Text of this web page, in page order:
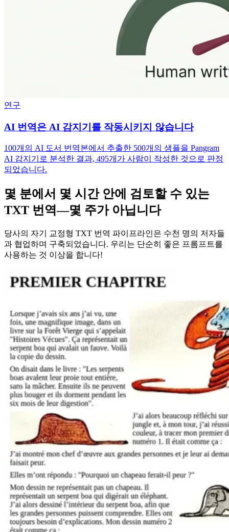
연구
AI 번역은 AI 감지기를 작동시키지 않습니다
100개의 AI 도서 번역본에서 추출한 500개의 샘플을 Pangram
AI 감지기로 분석한 결과, 495개가 사람이 작성한 것으로 판정
되었습니다.
몇 분에서 몇 시간 안에 검토할 수 있는
TXT 번역—몇 주가 아닙니다
당사의 자기 교정형 TXT 번역 파이프라인은 수천 명의 저자들
과 협업하며 구축되었습니다. 우리는 단순히 좋은 프롬프트를
사용하는 것 이상을 합니다!